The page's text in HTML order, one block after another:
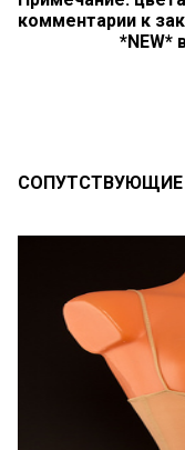
комментарии к
*NEW* в
CОПУТСТВУЮЩИЕ